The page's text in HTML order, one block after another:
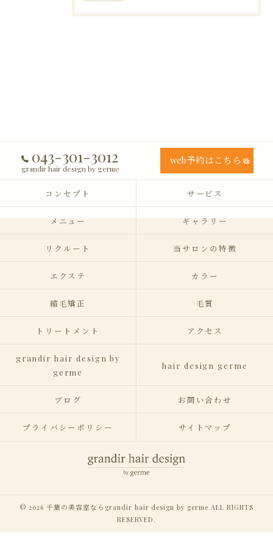
043-301-3012
grandir hair design by germe
web予約はこちら
コンセプト サービス
メニュー ギャラリー
リクルート 当サロンの特徴
エクステ カラー
縮毛矯正 毛質
トリートメント アクセス
grandir hair design by
germe
hair design germe
ブログ お問い合わせ
プライバシーポリシー サイトマップ
© 2026 千葉の美容室ならgrandir hair design by germe ALL RIGHTS
RESERVED.